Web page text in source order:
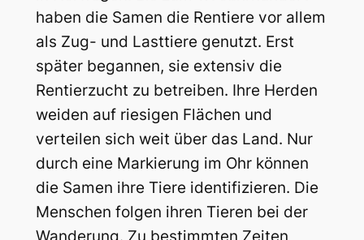
haben die Samen die Rentiere vor allem
als Zug- und Lasttiere genutzt. Erst
später begannen, sie extensiv die
Rentierzucht zu betreiben. Ihre Herden
weiden auf riesigen Flächen und
verteilen sich weit über das Land. Nur
durch eine Markierung im Ohr können
die Samen ihre Tiere identifizieren. Die
Menschen folgen ihren Tieren bei der
Wanderung. Zu bestimmten Zeiten